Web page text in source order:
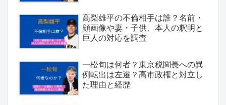
高梨雄平の不倫相手は誰？名前・
顔画像や妻・子供、本人の釈明と
巨人の対応を調査
一松旬は何者？東京税関長への異
例転出は左遷？高市政権と対立し
た理由と経歴